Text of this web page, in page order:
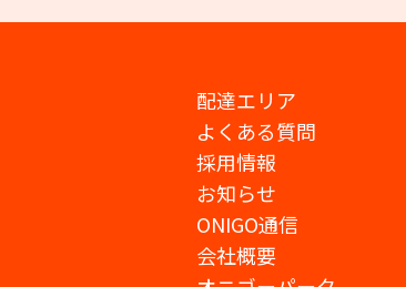
配達エリア
よくある質問
採用情報
お知らせ
ONIGO通信
会社概要